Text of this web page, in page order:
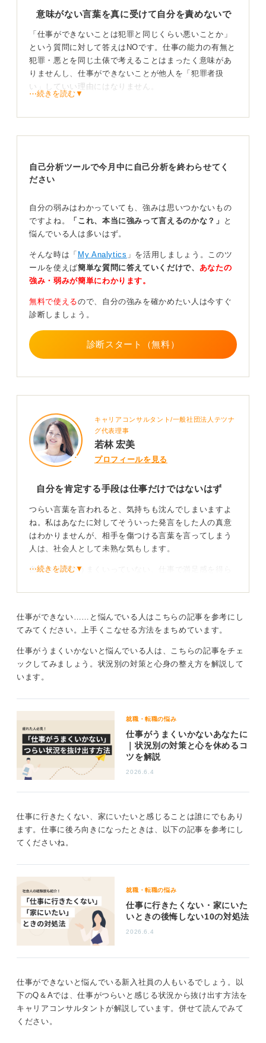
意味がない言葉を真に受けて自分を責めないで
「仕事ができないことは犯罪と同じくらい悪いことか」
という質問に対して答えはNOです。仕事の能力の有無と
犯罪・悪とを同じ土俵で考えることはまったく意味があ
りませんし、仕事ができないことが他人を「犯罪者扱
い」していい理由にはなりません。
自身を否定することはしないでほしいと思います。
で、何らか解決策を模索する必要があります。いくつか
アプローチ方法があるので一つひとつあげていきます
まず自分自身のスキルアップを図るということです。職
業訓練や自分で学習するなどして自分自身にある課題を
低減させていくという方法。
もう一つは、自分に合う職場・仕事を探すという方法。
これは「今の自分を生かす場所がどこかにある」という
前提です。
この二つの方法はどちらか一方だけでなく、組み合わせ
るとより効果的です。質問者さんは「どこに行っても仕
事ができない」と書いているので、もしかして「自分に
合う仕事があると思えない」と感じるかもしれません。
会社に所属しない働き方も検討しよう
だけではなく、自分個人で仕事を受けて個人事業主とし
て収入を得るのはいかがでしょうか。
今はネット上で仕事の依頼主と仕事を受けたい人をマッ
チングするサービスもあります。有名どころでいうと
をしながら収入を得る複業スタイルになるかと思いま
す。そこで自分ができそうな仕事を見つけてやってみる
のもおすすめです。
⋯続きを読む▼
自己分析ツールで今月中に自己分析を終わらせてく
ださい
自分の弱みはわかっていても、強みは思いつかないもの
ですよね。
「これ、本当に強みって言えるのかな？」
と
悩んでいる人は多いはず。
そんな時は「 My Analytics 」を活用しましょう。このツ
ールを使えば簡単な質問に答えていくだけで、 あなたの
強み・弱みが簡単にわかります。
無料で使えるので、自分の強みを確かめたい人は今すぐ
診断しましょう。
診断スタート（無料）
キャリアコンサルタント/一般社団法人テツナ
グ代表理事
若林 宏美
プロフィールを見る
自分を肯定する手段は仕事だけではないはず
つらい言葉を言われると、気持ちも沈んでしまいますよ
ね。私はあなたに対してそういった発言をした人の真意
はわかりませんが、相手を傷つける言葉を言ってしまう
人は、社会人として未熟な気もします。
自分の仕事がうまくいっていない、仕事で満足感を得ら
思ってしまうかもしれません。
ですが、自分から見て「仕事ができてうらやましい」と
思っている人でも、心中では「うまく仕事ができない」
あなたがこれからもし仕事を探すのであれば、ネットか
ら手軽に受けられる適性検査などを受けて自分に合った
仕事に思考を向けすぎかも？
アメリカの心理学者マズローが提唱した「欲求5段解説」
の3段階目に「社会的欲求」というものがあります。これ
は仕事などの社会的欲求が満たされない場合、孤独や不
日本人はこの社会的欲求に仕事を当てはめがちですが、
家族・友人・サークルなどどんな集団でも良いのです。
今、仕事でつらいと感じているなら、仕事以外に目を向
1
⋯続きを読む▼
仕事ができない……と悩んでいる人はこちらの記事を参考にし
てみてください。上手くこなせる方法をまちめています。
仕事がうまくいかないと悩んでいる人は、こちらの記事をチェ
ックしてみましょう。状況別の対策と心身の整え方を解説して
います。
就職・転職の悩み
仕事がうまくいかないあなたに
｜状況別の対策と心を休めるコ
ツを解説
2026.6.4
仕事に行きたくない、家にいたいと感じることは誰にでもあり
ます。仕事に後ろ向きになったときは、以下の記事を参考にし
てくださいね。
就職・転職の悩み
仕事に行きたくない・家にいた
いときの後悔しない10の対処法
2026.6.4
仕事ができないと悩んでいる新入社員の人もいるでしょう。以
下のQ＆Aでは、仕事がつらいと感じる状況から抜け出す方法を
キャリアコンサルタントが解説しています。併せて読んでみて
ください。